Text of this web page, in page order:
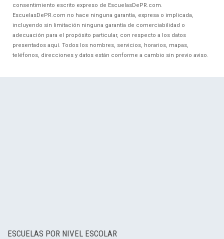
consentimiento escrito expreso de EscuelasDePR.com.
EscuelasDePR.com no hace ninguna garantía, expresa o implicada,
incluyendo sin limitación ninguna garantía de comerciabilidad o
adecuación para el propósito particular, con respecto a los datos
presentados aquí. Todos los nombres, servicios, horarios, mapas,
teléfonos, direcciones y datos están conforme a cambio sin previo aviso.
ESCUELAS POR NIVEL ESCOLAR